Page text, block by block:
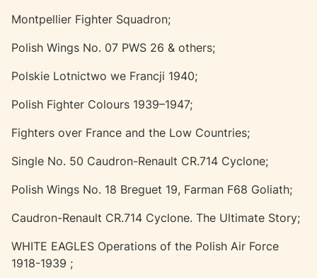
Montpellier Fighter Squadron;
Polish Wings No. 07 PWS 26 & others;
Polskie Lotnictwo we Francji 1940;
Polish Fighter Colours 1939–1947;
Fighters over France and the Low Countries;
Single No. 50 Caudron-Renault CR.714 Cyclone;
Polish Wings No. 18 Breguet 19, Farman F68 Goliath;
Caudron-Renault CR.714 Cyclone. The Ultimate Story;
WHITE EAGLES Operations of the Polish Air Force
1918-1939 ;